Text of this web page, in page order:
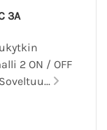
3A
2 ON / OFF